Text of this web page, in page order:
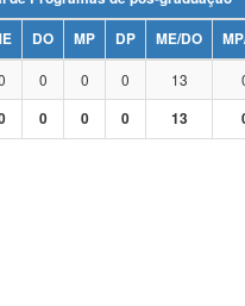
DO MP DP ME/DO
0 0 0 13
0 0 0 13